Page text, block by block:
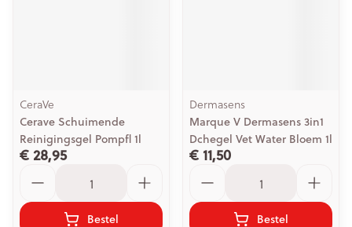
CeraVe
Cerave Schuimende
Reinigingsgel Pompfl 1l
€ 28,95
Bestel
Dermasens
Marque V Dermasens 3in1
Dchegel Vet Water Bloem 1l
€ 11,50
Bestel